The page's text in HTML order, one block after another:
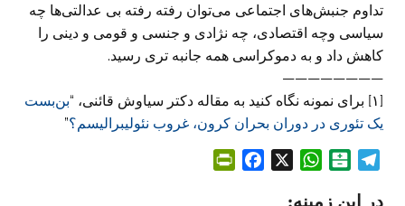
تداوم جنبش‌های اجتماعی می‌توان رفته رفته بی عدالتی‌ها چه
سیاسی وچه اقتصادی، چه نژادی و جنسی و قومی و دینی را
کاهش داد و به دموکراسی همه جانبه تری رسید.
————————
[۱] برای نمونه نگاه کنید به مقاله دکتر سیاوش قائنی، “
بن‌بست
یک تئوری در دوران بحران کرون، غروب نئولیبرالیسم؟”
W
در این زمینه: